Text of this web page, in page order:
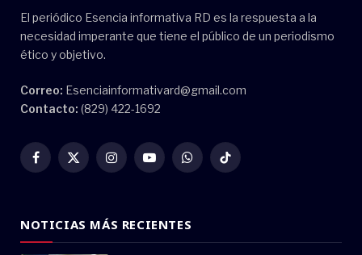
El periódico Esencia informativa RD es la respuesta a la
necesidad imperante que tiene el público de un periodismo
ético y objetivo.
Correo: Esenciainformativard@gmail.com
Contacto: (829) 422-1692
Facebook
X
InstagramYouTubeWhatsAppTikTok
NOTICIAS MÁS RECIENTES